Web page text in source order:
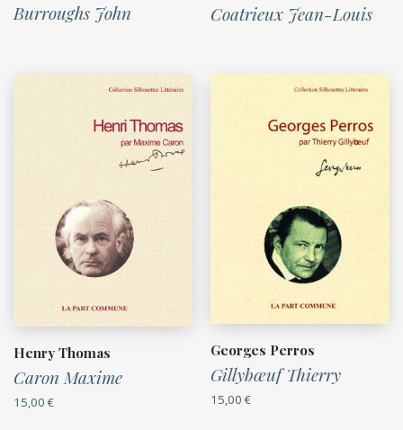
Burroughs John Coatrieux Jean-Louis
Henry Thomas
Caron Maxime
15,00 €
Georges Perros
Gillybœuf Thierry
15,00 €